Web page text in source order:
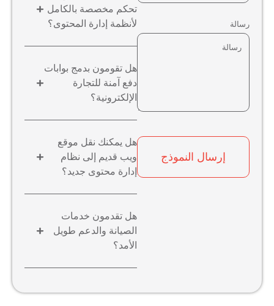
رسالة
إرسال النموذج
تحكم مخصصة بالكامل
لأنظمة إدارة المحتوى؟
هل تقومون بدمج بوابات
دفع آمنة للتجارة
الإلكترونية؟
هل يمكنك نقل موقع
ويب قديم إلى نظام
إدارة محتوى جديد؟
هل تقدمون خدمات
الصيانة والدعم طويل
الأمد؟